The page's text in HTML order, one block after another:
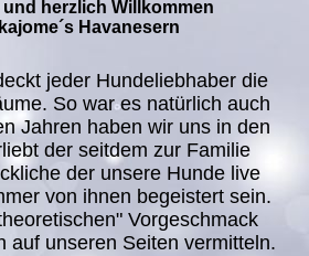
und herzlich Willkommen
Havanesern
jeder Hundeliebhaber die
So war es natürlich auch
Jahren haben wir uns in den
der seitdem zur Familie
der unsere Hunde live
von ihnen begeistert sein.
Vorgeschmack
auf unseren Seiten vermitteln.